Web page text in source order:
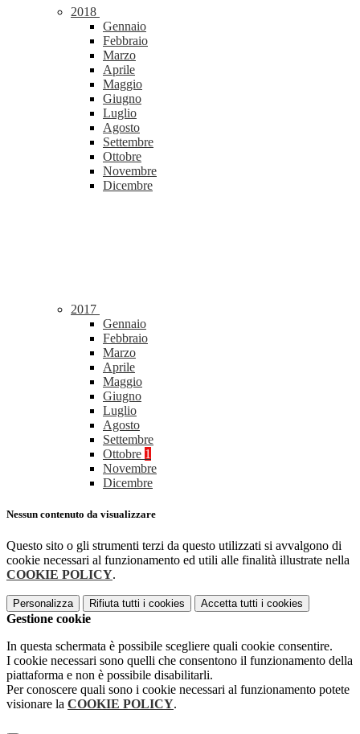
2018
Gennaio
Febbraio
Marzo
Aprile
Maggio
Giugno
Luglio
Agosto
Settembre
Ottobre
Novembre
Dicembre
2017
Gennaio
Febbraio
Marzo
Aprile
Maggio
Giugno
Luglio
Agosto
Settembre
Ottobre 1
Novembre
Dicembre
Nessun contenuto da visualizzare
Questo sito o gli strumenti terzi da questo utilizzati si avvalgono di
cookie necessari al funzionamento ed utili alle finalità illustrate nella
COOKIE POLICY.
Personalizza Rifiuta tutti i cookies Accetta tutti i cookies
Gestione cookie
In questa schermata è possibile scegliere quali cookie consentire.
I cookie necessari sono quelli che consentono il funzionamento della
piattaforma e non è possibile disabilitarli.
Per conoscere quali sono i cookie necessari al funzionamento potete
visionare la COOKIE POLICY.